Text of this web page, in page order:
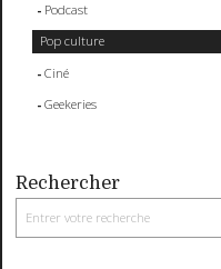
Podcast
Pop culture
Ciné
Geekeries
Rechercher